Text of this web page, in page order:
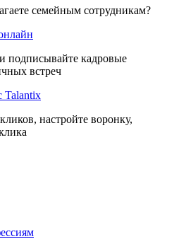
семейным сотрудникам?
подписывайте кадровые
встреч
Talantix
настройте воронку,